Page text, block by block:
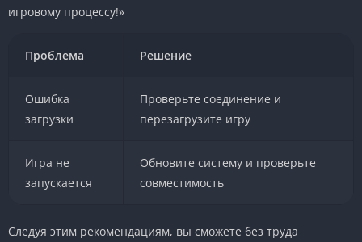
игровому процессу!»
Проблема Решение
Ошибка
загрузки
Проверьте соединение и
перезагрузите игру
Игра не
запускается
Обновите систему и проверьте
совместимость
Следуя этим рекомендациям, вы сможете без труда